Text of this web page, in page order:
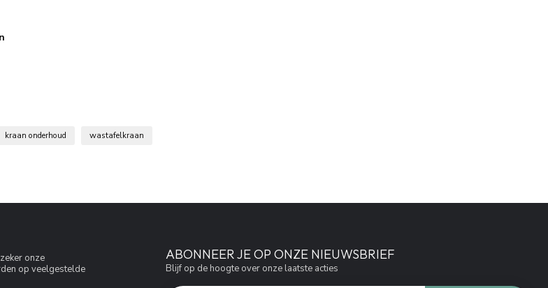
kraan onderhoud wastafelkraan
onze
op veelgestelde
ABONNEER JE OP ONZE NIEUWSBRIEF
Blijf op de hoogte over onze laatste acties